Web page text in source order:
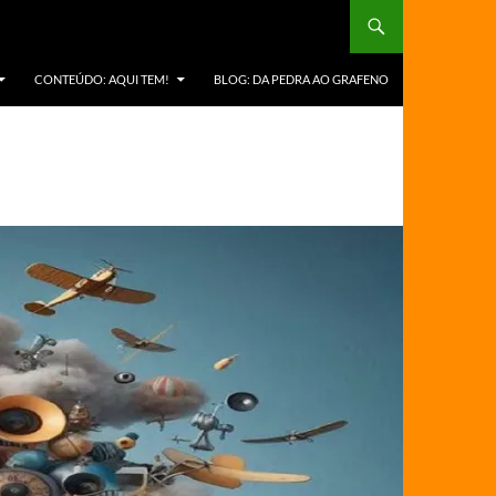
CONTEÚDO: AQUI TEM! BLOG: DA PEDRA AO GRAFENO